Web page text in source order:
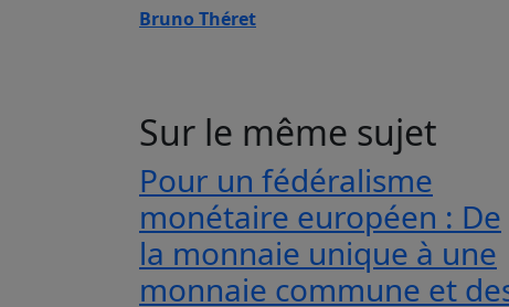
Bruno Théret
Sur le même sujet
Pour un fédéralisme
monétaire européen : De
la monnaie unique à une
monnaie commune et